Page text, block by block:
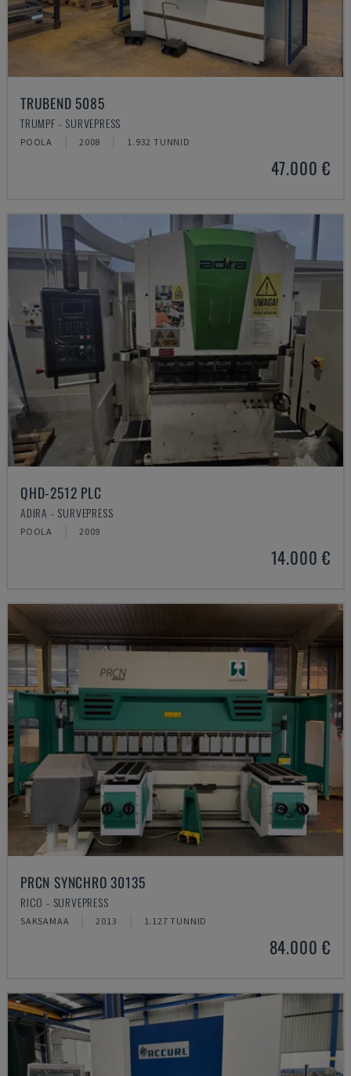
TRUBEND 5085
TRUMPF - SURVEPRESS
POOLA 2008 1.932 TUNNID
47.000 €
QHD-2512 PLC
ADIRA - SURVEPRESS
POOLA 2009
14.000 €
PRCN SYNCHRO 30135
RICO - SURVEPRESS
SAKSAMAA 2013 1.127 TUNNID
84.000 €